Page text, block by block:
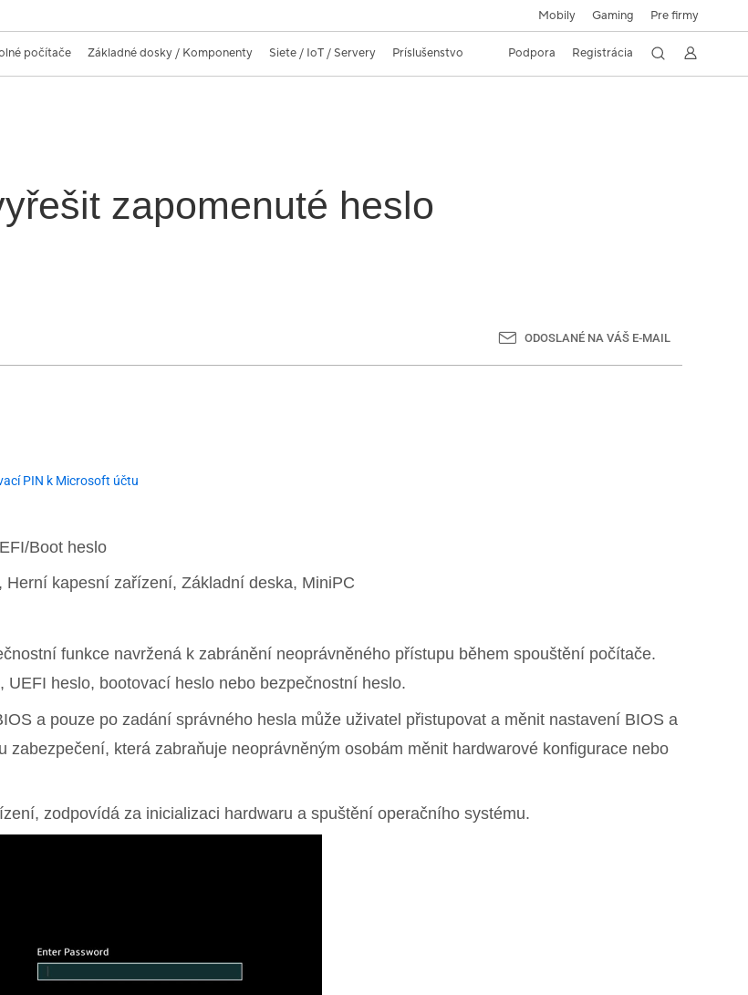
Mobily Gaming Pre firmy
počítače Základné dosky / Komponenty Siete / IoT / Servery Príslušenstvo Podpora Registrácia
zapomenuté heslo
ODOSLANÉ NA VÁŠ E-MAIL
PIN k Microsoft účtu
Boot heslo
kapesní zařízení, Základní deska, MiniPC
funkce navržená k zabránění neoprávněného přístupu během spouštění počítače.
heslo, bootovací heslo nebo bezpečnostní heslo.
a pouze po zadání správného hesla může uživatel přistupovat a měnit nastavení BIOS a
která zabraňuje neoprávněným osobám měnit hardwarové konfigurace nebo
zodpovídá za inicializaci hardwaru a spuštění operačního systému.